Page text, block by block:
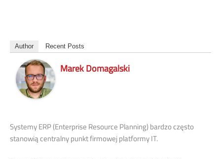
Author Recent Posts
Marek Domagalski
Systemy ERP (Enterprise Resource Planning) bardzo często
stanowią centralny punkt firmowej platformy IT.